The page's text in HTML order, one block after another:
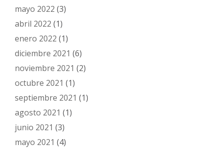
mayo 2022 (3)
abril 2022 (1)
enero 2022 (1)
diciembre 2021 (6)
noviembre 2021 (2)
octubre 2021 (1)
septiembre 2021 (1)
agosto 2021 (1)
junio 2021 (3)
mayo 2021 (4)